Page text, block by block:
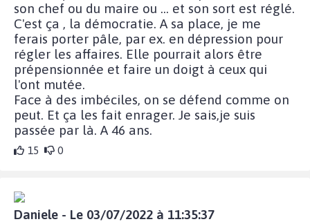
son chef ou du maire ou ... et son sort est réglé.
C'est ça , la démocratie. A sa place, je me
ferais porter pâle, par ex. en dépression pour
régler les affaires. Elle pourrait alors être
prépensionnée et faire un doigt à ceux qui
l'ont mutée.
Face à des imbéciles, on se défend comme on
peut. Et ça les fait enrager. Je sais,je suis
passée par là. A 46 ans.
15 0
Daniele - Le 03/07/2022 à 11:35:37